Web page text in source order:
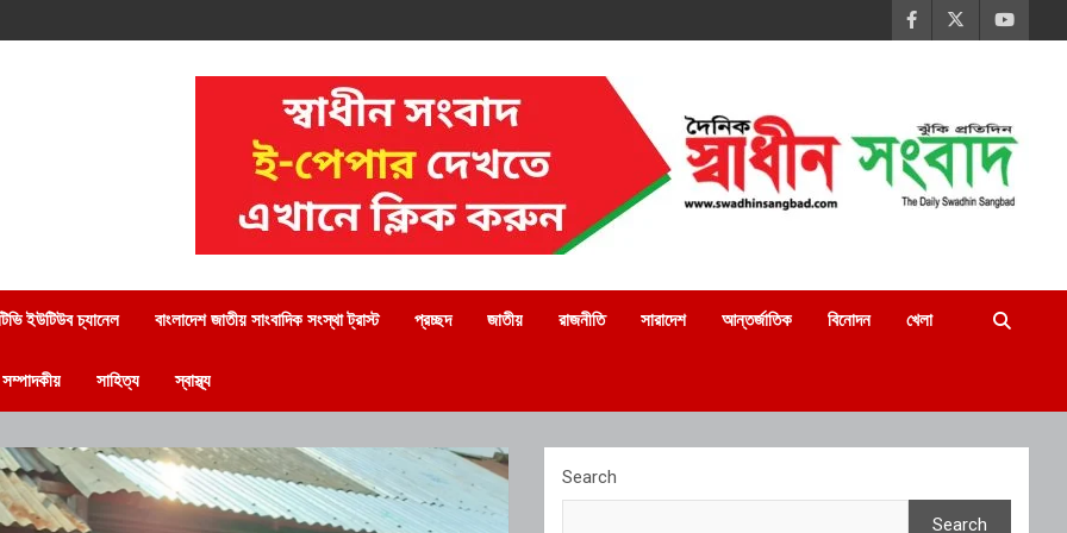
ইউটিউব চ্যানেল বাংলাদেশ জাতীয় সাংবাদিক সংস্থা ট্রাস্ট প্রচ্ছদ জাতীয় রাজনীতি সারাদেশ আন্তর্জাতিক বিনোদন খেলা
সম্পাদকীয় সাহিত্য স্বাস্থ্য
Search
Search